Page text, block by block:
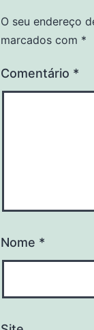
O seu endereço
marcados com *
Comentário *
Nome *